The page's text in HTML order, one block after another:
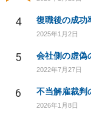
4 復職後の成功
2025年1月2日
5
2022年7月27日
6 不当解雇裁判
2026年1月8日